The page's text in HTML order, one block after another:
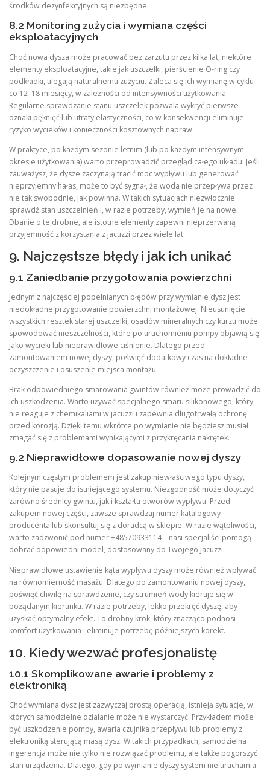
środków dezynfekcyjnych są niezbędne.
8.2 Monitoring zużycia i wymiana części
eksploatacyjnych
Choć nowa dysza może pracować bez zarzutu przez kilka lat, niektóre
elementy eksploatacyjne, takie jak uszczelki, pierścienie O-ring czy
podkładki, ulegają naturalnemu zużyciu. Zaleca się ich wymianę w cyklu
co 12–18 miesięcy, w zależności od intensywności użytkowania.
Regularne sprawdzanie stanu uszczelek pozwala wykryć pierwsze
oznaki pęknięć lub utraty elastyczności, co w konsekwencji eliminuje
ryzyko wycieków i konieczności kosztownych napraw.
W praktyce, po każdym sezonie letnim (lub po każdym intensywnym
okresie użytkowania) warto przeprowadzić przegląd całego układu. Jeśli
zauważysz, że dysze zaczynają tracić moc wypływu lub generować
nieprzyjemny hałas, może to być sygnał, że woda nie przepływa przez
nie tak swobodnie, jak powinna. W takich sytuacjach niezwłocznie
sprawdź stan uszczelnień i, w razie potrzeby, wymień je na nowe.
Dbanie o te drobne, ale istotne elementy zapewni nieprzerwaną
przyjemność z korzystania z jacuzzi przez wiele lat.
9. Najczęstsze błędy i jak ich unikać
9.1 Zaniedbanie przygotowania powierzchni
Jednym z najczęściej popełnianych błędów przy wymianie dysz jest
niedokładne przygotowanie powierzchni montażowej. Nieusunięcie
wszystkich resztek starej uszczelki, osadów mineralnych czy kurzu może
spowodować nieszczelności, które po uruchomieniu pompy objawią się
jako wycieki lub nieprawidłowe ciśnienie. Dlatego przed
zamontowaniem nowej dyszy, poświęć dodatkowy czas na dokładne
oczyszczenie i osuszenie miejsca montażu.
Brak odpowiedniego smarowania gwintów również może prowadzić do
ich uszkodzenia. Warto używać specjalnego smaru silikonowego, który
nie reaguje z chemikaliami w jacuzzi i zapewnia długotrwałą ochronę
przed korozją. Dzięki temu wkrótce po wymianie nie będziesz musiał
zmagać się z problemami wynikającymi z przykręcania nakrętek.
9.2 Nieprawidłowe dopasowanie nowej dyszy
Kolejnym częstym problemem jest zakup niewłaściwego typu dyszy,
który nie pasuje do istniejącego systemu. Niezgodność może dotyczyć
zarówno średnicy gwintu, jak i kształtu otworów wypływu. Przed
zakupem nowej części, zawsze sprawdzaj numer katalogowy
producenta lub skonsultuj się z doradcą w sklepie. W razie wątpliwości,
warto zadzwonić pod numer +48570933114 – nasi specjaliści pomogą
dobrać odpowiedni model, dostosowany do Twojego jacuzzi.
Nieprawidłowe ustawienie kąta wypływu dyszy może również wpływać
na równomierność masażu. Dlatego po zamontowaniu nowej dyszy,
poświęć chwilę na sprawdzenie, czy strumień wody kieruje się w
pożądanym kierunku. W razie potrzeby, lekko przekręć dyszę, aby
uzyskać optymalny efekt. To drobny krok, który znacząco podnosi
komfort użytkowania i eliminuje potrzebę późniejszych korekt.
10. Kiedy wezwać profesjonalistę
10.1 Skomplikowane awarie i problemy z
elektroniką
Choć wymiana dysz jest zazwyczaj prostą operacją, istnieją sytuacje, w
których samodzielne działanie może nie wystarczyć. Przykładem może
być uszkodzenie pompy, awaria czujnika przepływu lub problemy z
elektroniką sterującą masą dysz. W takich przypadkach, samodzielna
ingerencja może nie tylko nie rozwiązać problemu, ale także pogorszyć
stan urządzenia. Dlatego, gdy po wymianie dyszy system nie uruchamia